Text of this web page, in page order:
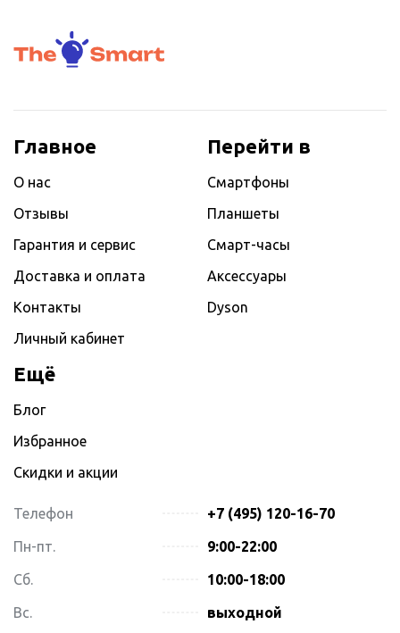
Главное
О нас
Отзывы
Гарантия и сервис
Доставка и оплата
Контакты
Личный кабинет
Перейти в
Смартфоны
Планшеты
Смарт-часы
Аксессуары
Dyson
Ещё
Блог
Избранное
Скидки и акции
Телефон +7 (495) 120-16-70
Пн-пт. 9:00-22:00
Сб. 10:00-18:00
Вс. выходной